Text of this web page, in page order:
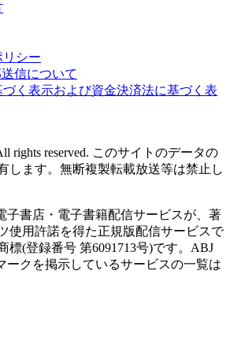
リシー
信について
く表示および資金決済法に基づく表
rights reserved. このサイトのデータの
します。無断複製転載放送等は禁止し
子書店・電子書籍配信サービスが、著
使用許諾を得た正規版配信サービスで
標(登録番号 第6091713号)です。ABJ
ークを掲示しているサービスの一覧は